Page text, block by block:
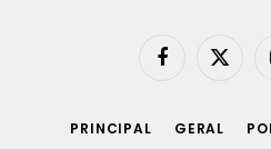
Facebook
X
PRINCIPAL GERAL